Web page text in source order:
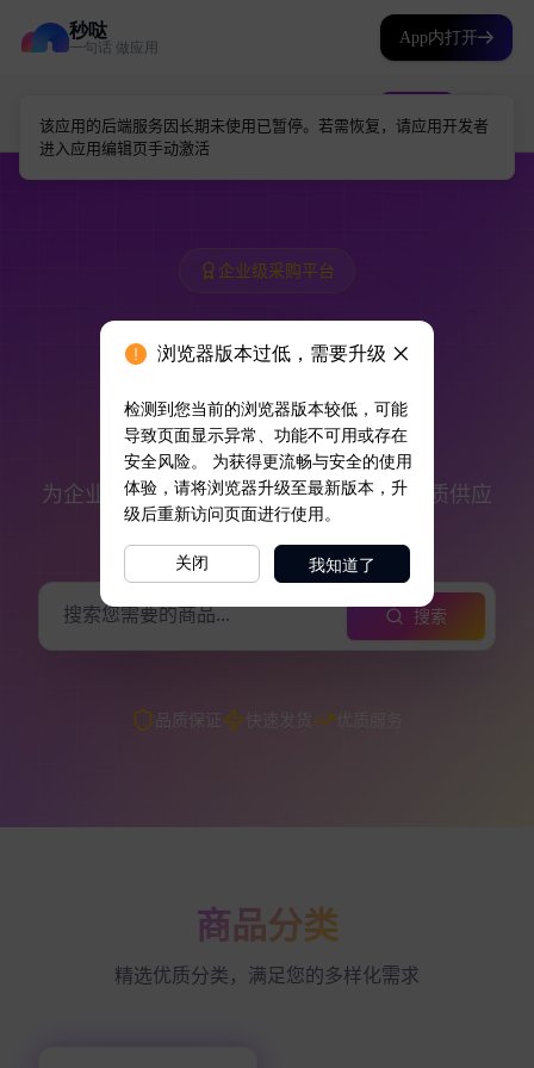
秒哒
一句话 做应用
App内打开
浏览器版本过低，需要升级
检测到您当前的浏览器版本较低，可能
导致页面显示异常、功能不可用或存在
安全风险。 为获得更流畅与安全的使用
体验，请将浏览器升级至最新版本，升
级后重新访问页面进行使用。
关闭 我知道了